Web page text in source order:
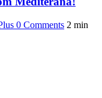
0 Comments 2 min